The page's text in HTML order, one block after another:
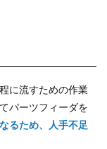
に流すための作業
パーツフィーダを
るため、人手不足